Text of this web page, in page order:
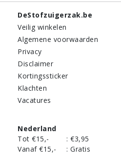
DeStofzuigerzak.be
Veilig winkelen
Algemene voorwaarden
Privacy
Disclaimer
Kortingssticker
Klachten
Vacatures
Nederland
Tot €15,-
: €3,95
Vanaf €15,-
: Gratis